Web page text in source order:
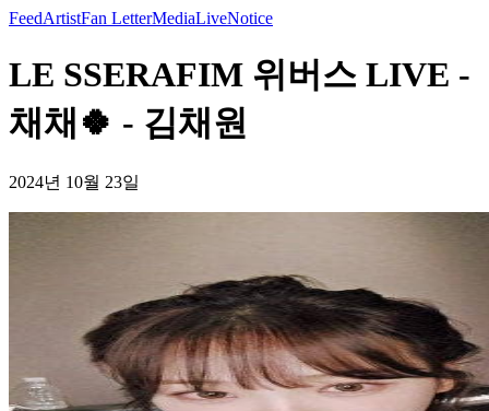
FeedArtistFan LetterMediaLiveNotice
LE SSERAFIM 위버스 LIVE -
채채🍀 - 김채원
2024년 10월 23일